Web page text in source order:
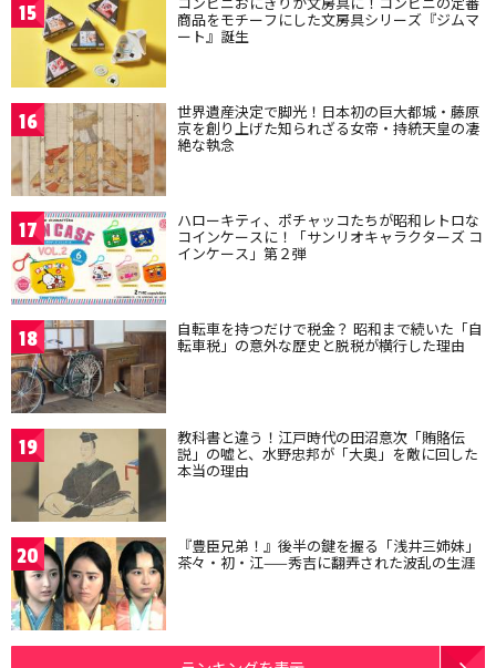
15 商品をモチーフにした文房具シリーズ『ジムマ
ート』誕生
16 世界遺産決定で脚光！日本初の巨大都城・藤原
京を創り上げた知られざる女帝・持統天皇の凄
絶な執念
17 ハローキティ、ポチャッコたちが昭和レトロな
コインケースに！「サンリオキャラクターズ コ
インケース」第２弾
18 自転車を持つだけで税金？ 昭和まで続いた「自
転車税」の意外な歴史と脱税が横行した理由
19 教科書と違う！江戸時代の田沼意次「賄賂伝
説」の嘘と、水野忠邦が「大奥」を敵に回した
本当の理由
20 『豊臣兄弟！』後半の鍵を握る「浅井三姉妹」
茶々・初・江——秀吉に翻弄された波乱の生涯